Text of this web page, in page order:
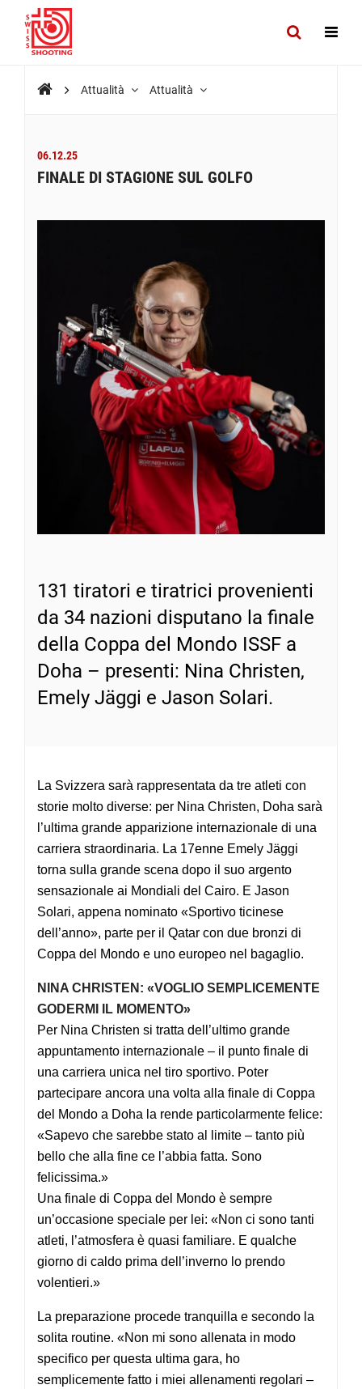
Attualità Attualità
06.12.25
FINALE DI STAGIONE SUL GOLFO
131 tiratori e tiratrici provenienti
da 34 nazioni disputano la finale
della Coppa del Mondo ISSF a
Doha – presenti: Nina Christen,
Emely Jäggi e Jason Solari.
La Svizzera sarà rappresentata da tre atleti con
storie molto diverse: per Nina Christen, Doha sarà
l’ultima grande apparizione internazionale di una
carriera straordinaria. La 17enne Emely Jäggi
torna sulla grande scena dopo il suo argento
sensazionale ai Mondiali del Cairo. E Jason
Solari, appena nominato «Sportivo ticinese
dell’anno», parte per il Qatar con due bronzi di
Coppa del Mondo e uno europeo nel bagaglio.
NINA CHRISTEN: «VOGLIO SEMPLICEMENTE
GODERMI IL MOMENTO»
Per Nina Christen si tratta dell’ultimo grande
appuntamento internazionale – il punto finale di
una carriera unica nel tiro sportivo. Poter
partecipare ancora una volta alla finale di Coppa
del Mondo a Doha la rende particolarmente felice:
«Sapevo che sarebbe stato al limite – tanto più
bello che alla fine ce l’abbia fatta. Sono
felicissima.»
Una finale di Coppa del Mondo è sempre
un’occasione speciale per lei: «Non ci sono tanti
atleti, l’atmosfera è quasi familiare. E qualche
giorno di caldo prima dell’inverno lo prendo
volentieri.»
La preparazione procede tranquilla e secondo la
solita routine. «Non mi sono allenata in modo
specifico per questa ultima gara, ho
semplicemente fatto i miei allenamenti regolari –